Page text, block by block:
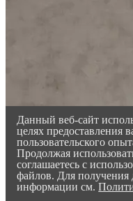
Данный веб-сайт
целях предоставления
пользовательского
Продолжая
соглашаетесь с
файлов. Для получения
информации см.